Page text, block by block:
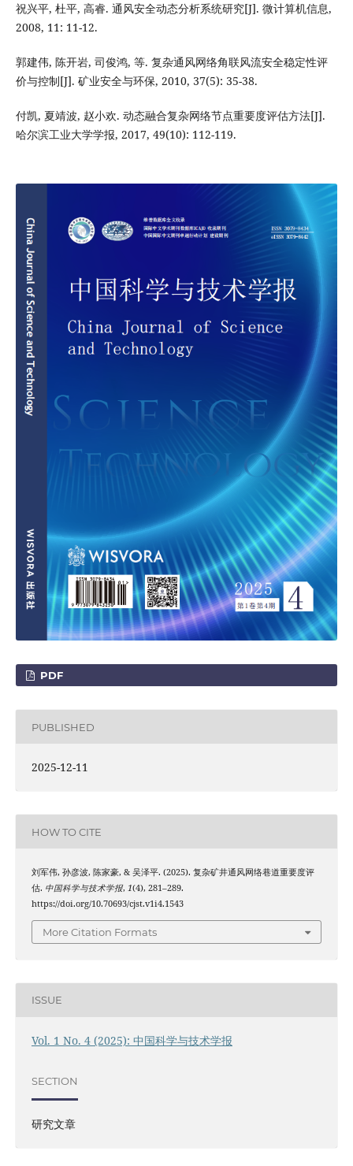
祝兴平, 杜平, 高睿. 通风安全动态分析系统研究[J]. 微计算机信息,
2008, 11: 11-12.
郭建伟, 陈开岩, 司俊鸿, 等. 复杂通风网络角联风流安全稳定性评
价与控制[J]. 矿业安全与环保, 2010, 37(5): 35-38.
付凯, 夏靖波, 赵小欢. 动态融合复杂网络节点重要度评估方法[J].
哈尔滨工业大学学报, 2017, 49(10): 112-119.
PDF
PUBLISHED
2025-12-11
HOW TO CITE
刘军伟, 孙彦波, 陈家豪, & 吴泽平. (2025). 复杂矿井通风网络巷道重要度评
估. 中国科学与技术学报, 1(4), 281–289.
https://doi.org/10.70693/cjst.v1i4.1543
More Citation Formats
ISSUE
Vol. 1 No. 4 (2025): 中国科学与技术学报
SECTION
研究文章